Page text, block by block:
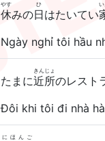
休
やす
みの日
ひ
はたいてい
い
Ngày nghỉ tôi hầu
たまに近所
きんじょ
のレスト
Đôi khi tôi đi nhà
にほんご